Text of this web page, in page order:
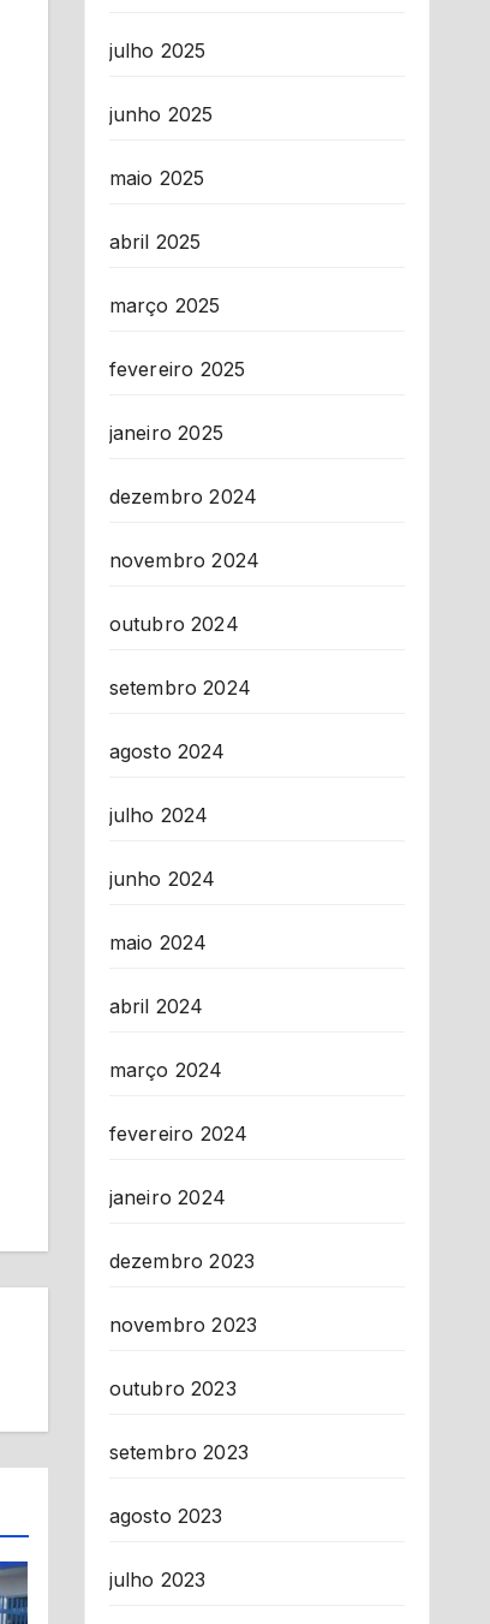
julho 2025
junho 2025
maio 2025
abril 2025
março 2025
fevereiro 2025
janeiro 2025
dezembro 2024
novembro 2024
outubro 2024
setembro 2024
agosto 2024
julho 2024
junho 2024
maio 2024
abril 2024
março 2024
fevereiro 2024
janeiro 2024
dezembro 2023
novembro 2023
outubro 2023
setembro 2023
agosto 2023
julho 2023